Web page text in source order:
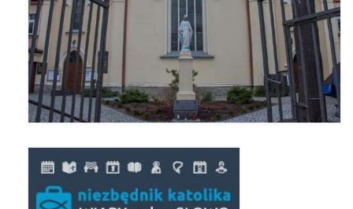
Apostoła w Częstochowie 2019
Imieniny Ks. Proboszcza 2019
Narodowy Dzień Pamięci “Żołnierzy
Wyklętych” 2019
Pielęgnacja drzew
Stare fotografie